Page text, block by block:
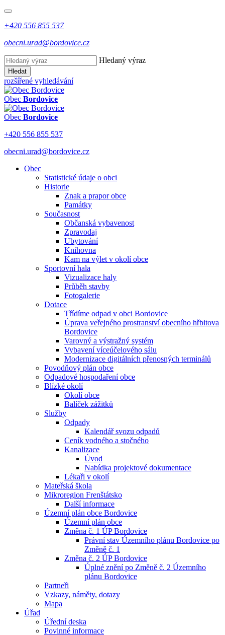
+420 556 855 537
obecni.urad@bordovice.cz
Hledaný výraz
Hledat
rozšířené vyhledávání
Obec Bordovice
Obec Bordovice
+420 556 855 537
obecni.urad@bordovice.cz
Obec
Statistické údaje o obci
Historie
Znak a prapor obce
Památky
Současnost
Občanská vybavenost
Zpravodaj
Ubytování
Knihovna
Kam na výlet v okolí obce
Sportovní hala
Vizualizace haly
Průběh stavby
Fotogalerie
Dotace
Třídíme odpad v obci Bordovice
Úprava veřejného prostranství obecního hřbitova
Bordovice
Varovný a výstražný systém
Vybavení víceúčelového sálu
Modernizace digitálních přenosných terminálů
Povodňový plán obce
Odpadové hospodaření obce
Blízké okolí
Okolí obce
Balíček zážitků
Služby
Odpady
Kalendář svozu odpadů
Ceník vodného a stočného
Kanalizace
Úvod
Nabídka projektové dokumentace
Lékaři v okolí
Mateřská škola
Mikroregion Frenštátsko
Další informace
Územní plán obce Bordovice
Územní plán obce
Změna č. 1 ÚP Bordovice
Právní stav Územního plánu Bordovice po
Změně č. 1
Změna č. 2 ÚP Bordovice
Úplné znění po Změně č. 2 Územního
plánu Bordovice
Partneři
Vzkazy, náměty, dotazy
Mapa
Úřad
Úřední deska
Povinné informace